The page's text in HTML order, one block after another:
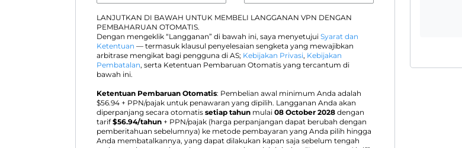
LANJUTKAN DI BAWAH UNTUK MEMBELI LANGGANAN VPN DENGAN
PEMBAHARUAN OTOMATIS.
Dengan mengeklik “Langganan” di bawah ini, saya menyetujui Syarat dan
Ketentuan — termasuk klausul penyelesaian sengketa yang mewajibkan
arbitrase mengikat bagi pengguna di AS; Kebijakan Privasi, Kebijakan
Pembatalan, serta Ketentuan Pembaruan Otomatis yang tercantum di
bawah ini.
Ketentuan Pembaruan Otomatis: Pembelian awal minimum Anda adalah
$56.94 + PPN/pajak untuk penawaran yang dipilih. Langganan Anda akan
diperpanjang secara otomatis setiap tahun mulai 08 October 2028 dengan
tarif$56.94/tahun + PPN/pajak (harga perpanjangan dapat berubah dengan
pemberitahuan sebelumnya) ke metode pembayaran yang Anda pilih hingga
Anda membatalkannya, yang dapat dilakukan kapan saja sebelum tengah